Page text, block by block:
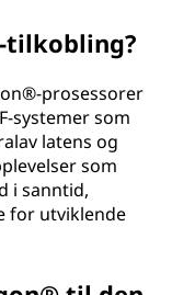
tilkobling?
prosessorer
systemer som
latens og
som
i sanntid,
for utviklende